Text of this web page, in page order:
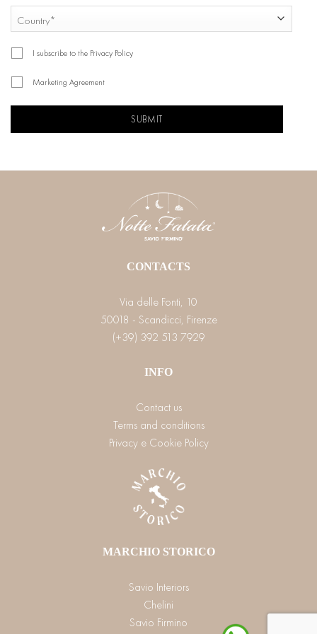
COUNTRY
I subscribe to the Privacy Policy
Marketing Agreement
CAPTCHA
CONTACTS
Via delle Fonti, 10
50018 - Scandicci, Firenze
(+39) 392 513 7929
INFO
Contact us
Terms and conditions
Privacy e Cookie Policy
MARCHIO STORICO
Savio Interiors
Chelini
Savio Firmino